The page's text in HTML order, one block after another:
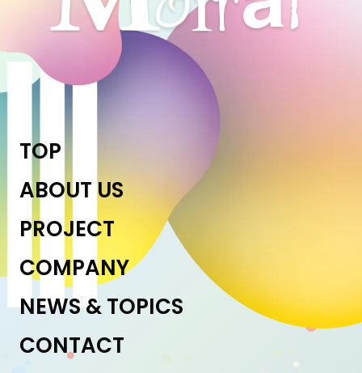
TOP
ABOUT US
PROJECT
COMPANY
NEWS & TOPICS
CONTACT